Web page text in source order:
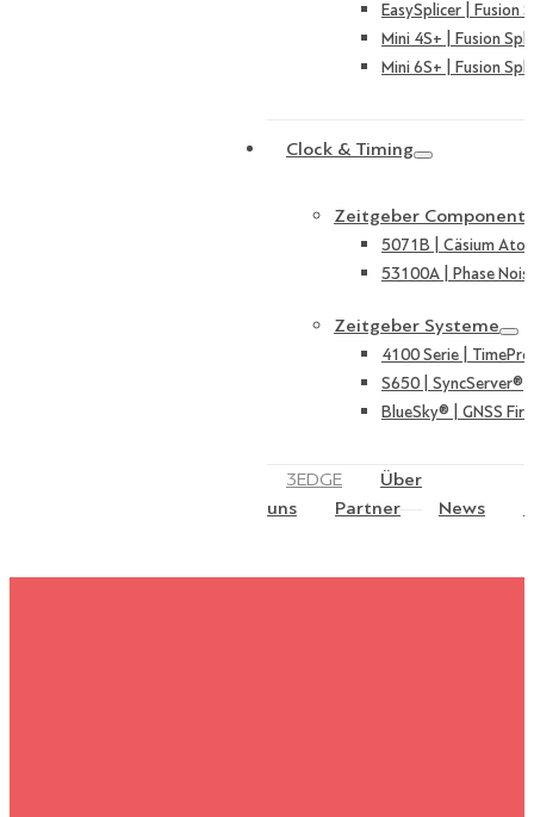
EasySplicer | Fusion
Mini 4S+ | Fusion
Mini 6S+ | Fusion
Clock & Timing
Zeitgeber
5071B | Cäsium
53100A | Phase
Zeitgeber Systeme
4100 Serie |
S650 | SyncServer®
BlueSky® | GNSS
3EDGE
Über
uns
Partner News